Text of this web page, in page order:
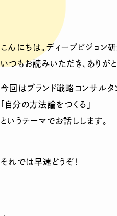
こんにちは。ディープビジョン
いつもお読みいただき、ありがと
今回はブランド戦略コンサル
「自分の方法論をつくる」
というテーマでお話しします。
それでは早速どうぞ！